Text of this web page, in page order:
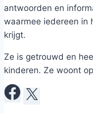
antwoorden en
waarmee iedereen in
krijgt.
Ze is getrouwd en
kinderen. Ze woont